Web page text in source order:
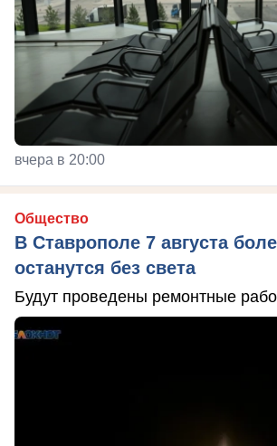
вчера в 20:00
Общество
В Ставрополе 7 августа
останутся без света
Будут проведены ремонтные